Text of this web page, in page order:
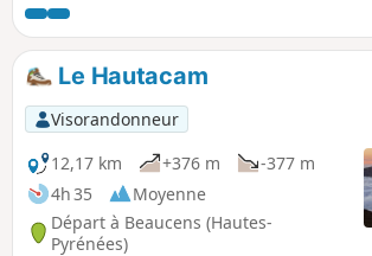
d'hiver du Col de Couraduque jusqu'au
Refuge du Haugarou qui est en fait une
belle hôtellerie de montagne. En hiver on
pratique ce parcours plutôt à raquettes à
neige (même s'il est généralement bien
damé et possiblement praticable en
chaussures) ! En été, le parcours
empruntant une route, vous pouvez croiser
des voitures...
Le Hautacam
Visorandonneur
12,17 km
+376 m
-377 m
4h 35
Moyenne
Départ à Beaucens (Hautes-
Pyrénées)